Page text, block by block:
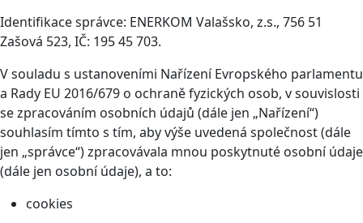
Identifikace správce: ENERKOM Valašsko, z.s., 756 51
Zašová 523, IČ: 195 45 703.
V souladu s ustanoveními Nařízení Evropského parlamentu
a Rady EU 2016/679 o ochraně fyzických osob, v souvislosti
se zpracováním osobních údajů (dále jen „Nařízení“)
souhlasím tímto s tím, aby výše uvedená společnost (dále
jen „správce“) zpracovávala mnou poskytnuté osobní údaje
(dále jen osobní údaje), a to:
cookies